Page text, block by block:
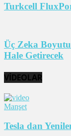
Turkcell
Üç Zeka Boyutu
Hale Getirecek
VİDEOLAR
Manşet
Tesla dan